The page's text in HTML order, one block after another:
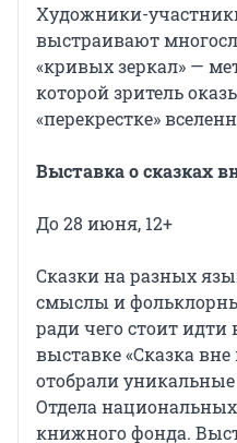
Художники-
выстраивают
«кривых зеркал» —
которой зритель
«перекрестке»
Выставка о сказках
До 28 июня, 12+
Сказки на разных
смыслы и
ради чего стоит идти
выставке «Сказка
отобрали
Отдела национальных
книжного фонда.